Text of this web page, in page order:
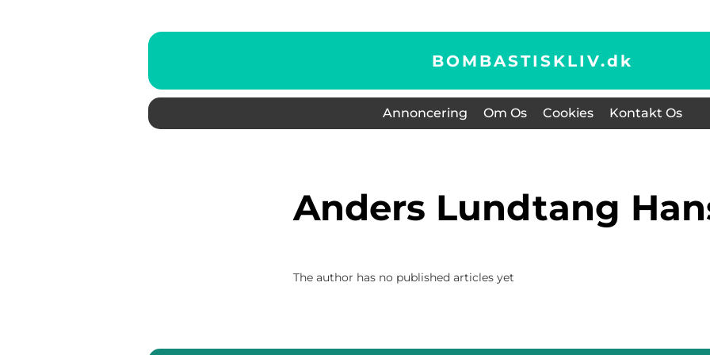
BOMBASTISKLIV.dk
Annoncering Om Os Cookies Kontakt Os
Anders Lundtang
The author has no published articles yet